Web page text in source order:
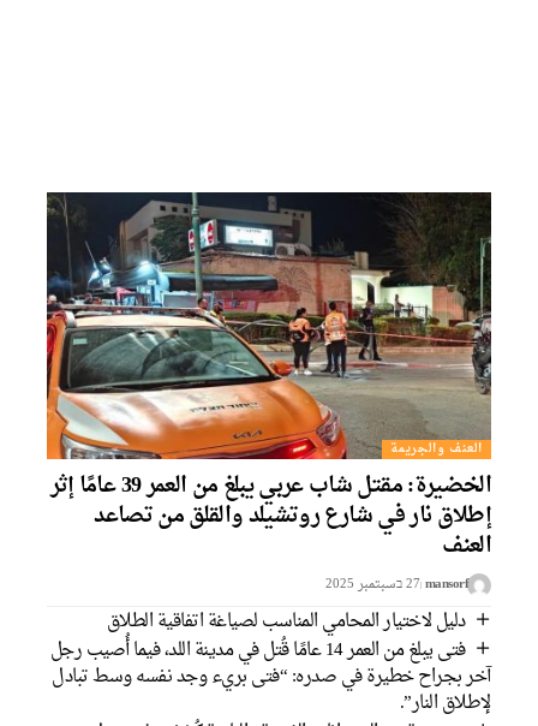
العنف والجريمة
الخضيرة: مقتل شاب عربي يبلغ من العمر 39 عامًا إثر
إطلاق نار في شارع روتشيلد والقلق من تصاعد
العنف
mansorf 27 בسبتمبر 2025
دليل لاختيار المحامي المناسب لصياغة اتفاقية الطلاق
فتى يبلغ من العمر 14 عامًا قُتل في مدينة اللد، فيما أُصيب رجل
آخر بجراح خطيرة في صدره: “فتى بريء وجد نفسه وسط تبادل
لإطلاق النار”.